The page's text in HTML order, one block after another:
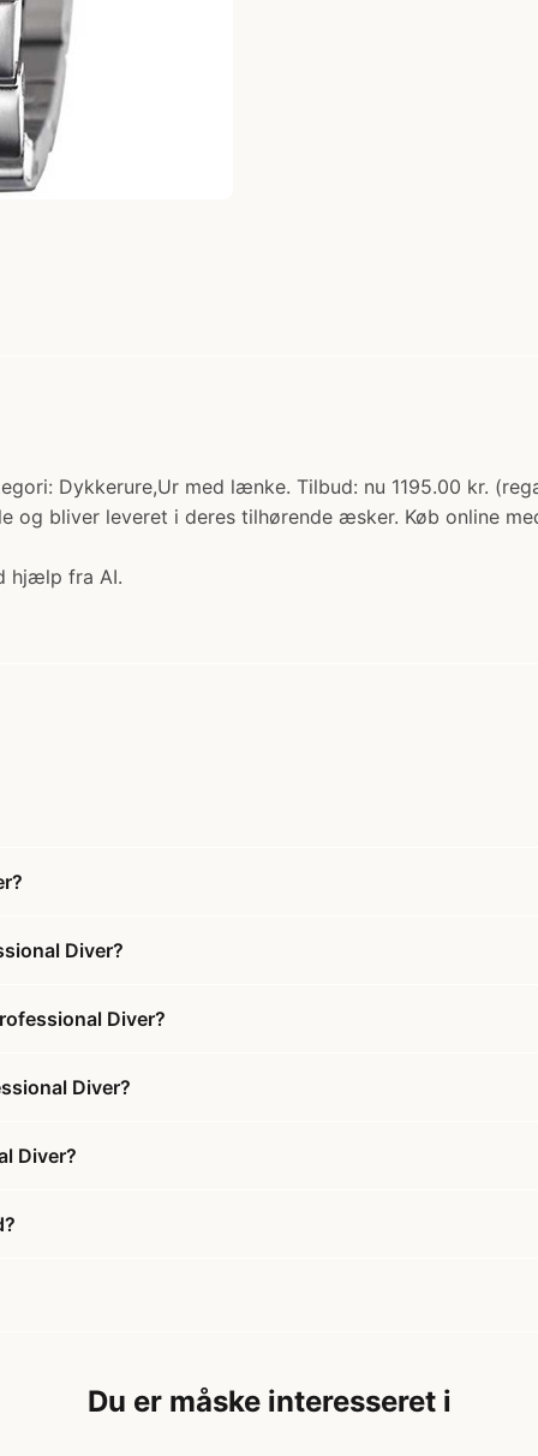
Dykkerure,Ur med lænke. Tilbud: nu 1195.00 kr.
og bliver leveret i deres tilhørende æsker. Køb online
hjælp fra AI.
Diver?
Diver?
Diver?
Diver?
Du er måske interesseret i